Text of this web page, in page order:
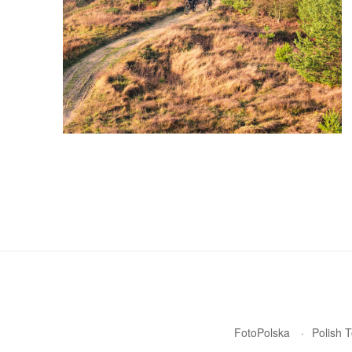
FotoPolska Polish